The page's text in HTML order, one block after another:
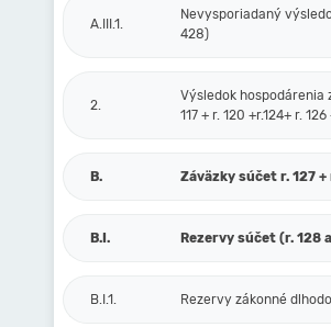
A.III.1.
Nevysporiadaný
428)
2.
Výsledok hospodárenia
117 + r. 120 +r.124+ r.
B. Záväzky súčet r. 127 +
B.I. Rezervy súčet (r. 128
B.I.1. Rezervy zákonné